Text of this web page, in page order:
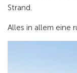
Strand.
Alles in allem eine